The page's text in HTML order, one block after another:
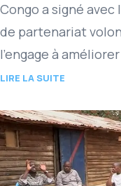
Congo a signé avec
de partenariat
l’engage à
ainsi que…
LIRE LA SUITE